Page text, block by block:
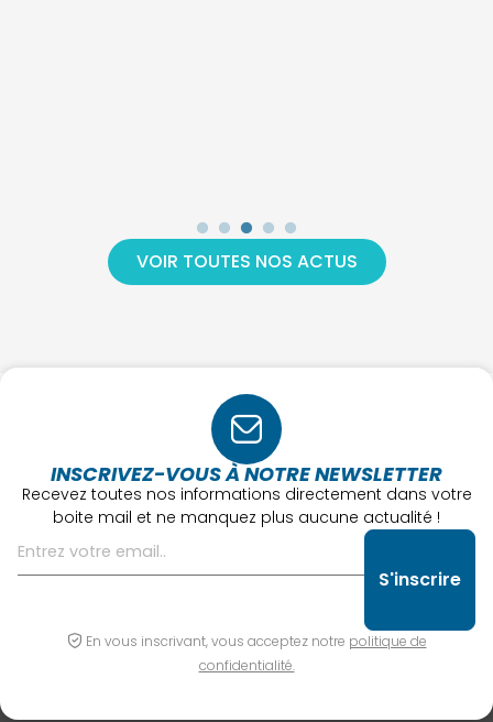
VOIR TOUTES NOS ACTUS
INSCRIVEZ-VOUS À NOTRE NEWSLETTER
Recevez toutes nos informations directement dans votre
boite mail et ne manquez plus aucune actualité !
En vous inscrivant, vous acceptez notre politique de
confidentialité.